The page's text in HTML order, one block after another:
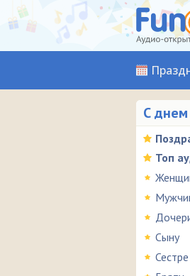
С
Топ
Сыну
Сестре